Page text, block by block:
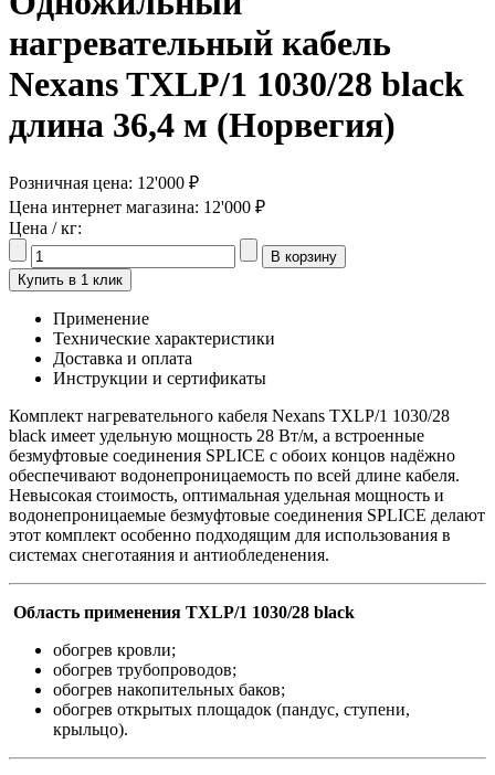
нагревательный кабель
Nexans TXLP/1 1030/28 black
длина 36,4 м (Норвегия)
Розничная цена: 12'000 ₽
Цена интернет магазина: 12'000 ₽
Цена / кг:
Купить в 1 клик
Применение
Технические характеристики
Доставка и оплата
Инструкции и сертификаты
Комплект нагревательного кабеля Nexans TXLP/1 1030/28
black имеет удельную мощность 28 Вт/м, а встроенные
безмуфтовые соединения SPLICE с обоих концов надёжно
обеспечивают водонепроницаемость по всей длине кабеля.
Невысокая стоимость, оптимальная удельная мощность и
водонепроницаемые безмуфтовые соединения SPLICE делают
этот комплект особенно подходящим для использования в
системах снеготаяния и антиобледенения.
Область применения TXLP/1 1030/28 black
обогрев кровли;
обогрев трубопроводов;
обогрев накопительных баков;
обогрев открытых площадок (пандус, ступени,
крыльцо).